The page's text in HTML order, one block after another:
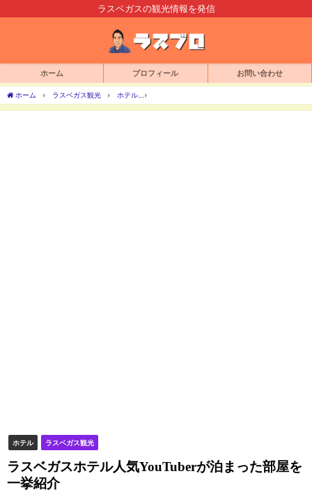
ラスベガスの観光情報を発信
ホーム プロフィール お問い合わせ
ホーム ラスベガス観光 ホテル
ホテル ラスベガス観光
ラスベガスホテル人気YouTuberが泊まった部屋を
一挙紹介